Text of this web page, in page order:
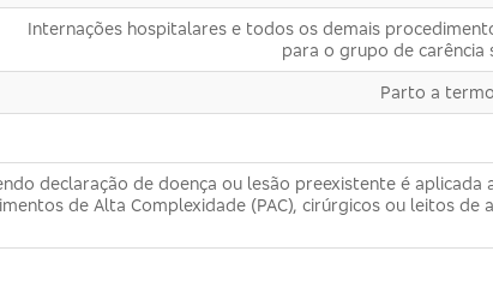
Internações hospitalares e todos os demais
para o grupo de carência
Parto a
declaração de doença ou lesão preexistente é
de Alta Complexidade (PAC), cirúrgicos ou leitos